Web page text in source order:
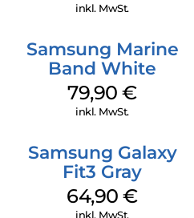
inkl. MwSt.
Samsung Marine
Band White
79,90€
inkl. MwSt.
Samsung Galaxy
Fit3 Gray
64,90€
inkl. MwSt.